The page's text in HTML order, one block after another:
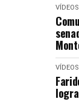
VÍDEOS
VÍDEOS